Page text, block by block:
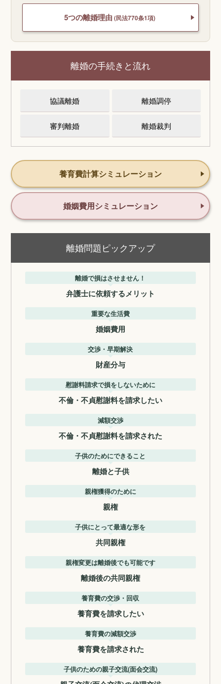
5つの離婚理由 (民法770条1項)
離婚の手続きと流れ
協議離婚 離婚調停
審判離婚 離婚裁判
養育費計算シミュレーション
婚姻費用シミュレーション
離婚問題ピックアップ
離婚で損はさせません！
弁護士に依頼するメリット
重要な生活費
婚姻費用
交渉・早期解決
財産分与
慰謝料請求で損をしないために
不倫・不貞慰謝料を請求したい
減額交渉
不倫・不貞慰謝料を請求された
子供のためにできること
離婚と子供
親権獲得のために
親権
子供にとって最適な形を
共同親権
親権変更は離婚後でも可能です
離婚後の共同親権
養育費の交渉・回収
養育費を請求したい
養育費の減額交渉
養育費を請求された
子供のための親子交流(面会交流)